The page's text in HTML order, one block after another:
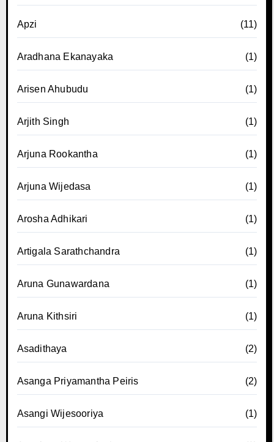
Apzi (11)
Aradhana Ekanayaka (1)
Arisen Ahubudu (1)
Arjith Singh (1)
Arjuna Rookantha (1)
Arjuna Wijedasa (1)
Arosha Adhikari (1)
Artigala Sarathchandra (1)
Aruna Gunawardana (1)
Aruna Kithsiri (1)
Asadithaya (2)
Asanga Priyamantha Peiris (2)
Asangi Wijesooriya (1)